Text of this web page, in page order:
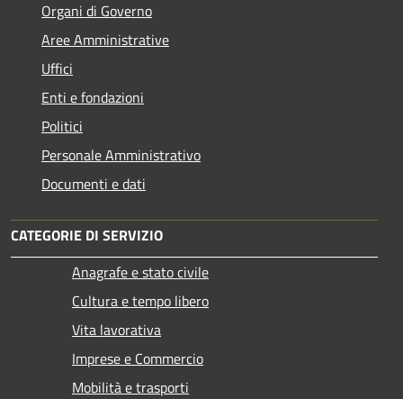
Organi di Governo
Aree Amministrative
Uffici
Enti e fondazioni
Politici
Personale Amministrativo
Documenti e dati
CATEGORIE DI SERVIZIO
Anagrafe e stato civile
Cultura e tempo libero
Vita lavorativa
Imprese e Commercio
Mobilità e trasporti